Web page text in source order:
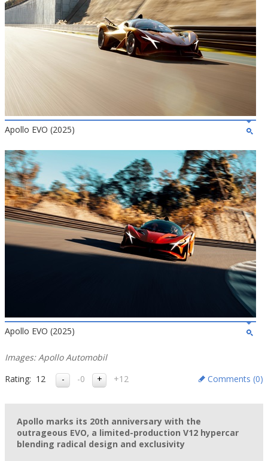
Apollo EVO (2025)
Apollo EVO (2025)
Images: Apollo Automobil
Rating: 12 -0 +12 Comments (0)
Apollo marks its 20th anniversary with the
outrageous EVO, a limited-production V12 hypercar
blending radical design and exclusivity